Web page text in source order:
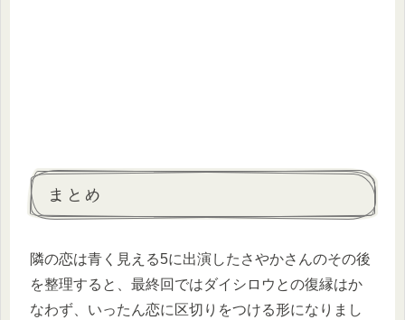
まとめ
隣の恋は青く見える5に出演したさやかさんのその後
を整理すると、最終回ではダイシロウとの復縁はか
なわず、いったん恋に区切りをつける形になりまし